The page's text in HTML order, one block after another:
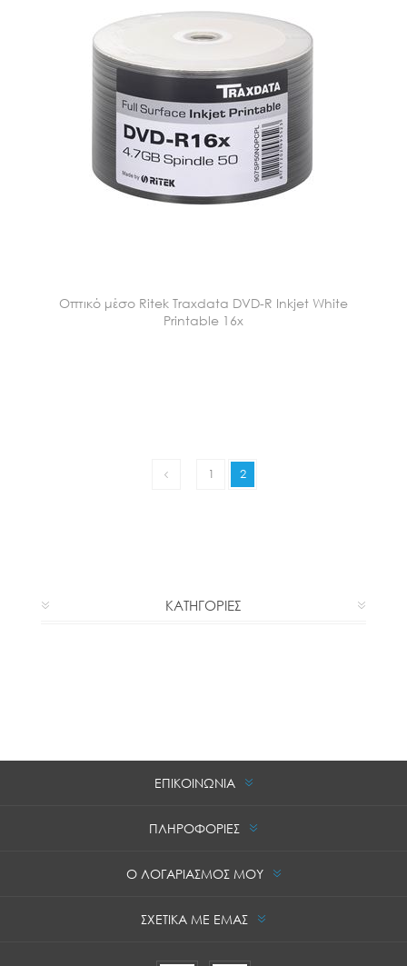
Οπτικό μέσο Ritek Traxdata DVD-R Inkjet White
Printable 16x
1 2
ΚΑΤΗΓΟΡΙΕΣ
ΕΠΙΚΟΙΝΩΝΙΑ
ΠΛΗΡΟΦΟΡΙΕΣ
Ο ΛΟΓΑΡΙΑΣΜΟΣ ΜΟΥ
ΣΧΕΤΙΚΑ ΜΕ ΕΜΑΣ